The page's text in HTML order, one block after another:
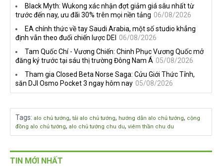
đang quá tham?
ngầm chiếm đoạt doanh thu
Black Myth: Wukong xác nhận đợt giảm giá sâu nhất từ
trước đến nay, ưu đãi 30% trên mọi nền tảng 06/08/2026
EA chính thức về tay Saudi Arabia, một số studio khẳng
định vẫn theo đuổi chiến lược DEI
06/08/2026
Tam Quốc Chí - Vương Chiến: Chinh Phục Vương Quốc mở
đăng ký trước tại sáu thị trường Đông Nam Á 05/08/2026
Tham gia Closed Beta Norse Saga: Cửu Giới Thức Tỉnh,
săn DJI Osmo Pocket 3 ngay hôm nay 05/08/2026
Tags: alo chủ tướng, tải alo chủ tướng, hướng dẫn alo chủ tướng, cộng
đồng alo chủ tướng, alo chủ tướng chu du, viêm thần chu du
TIN MỚI NHẤT